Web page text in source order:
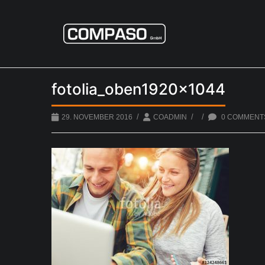
fotolia_oben1920x1044
29. NOVEMBER 2016 / COADMIN / / 0